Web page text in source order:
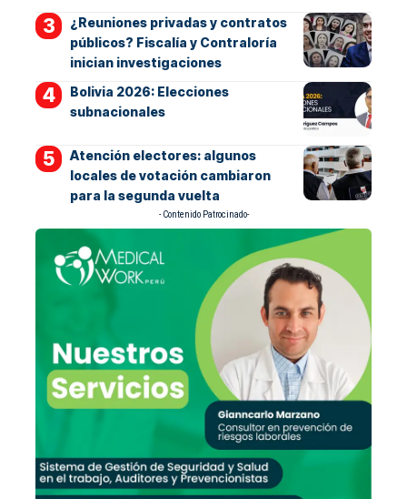
¿Reuniones privadas y contratos
públicos? Fiscalía y Contraloría
inician investigaciones
Bolivia 2026: Elecciones
subnacionales
Atención electores: algunos
locales de votación cambiaron
para la segunda vuelta
- Contenido Patrocinado-